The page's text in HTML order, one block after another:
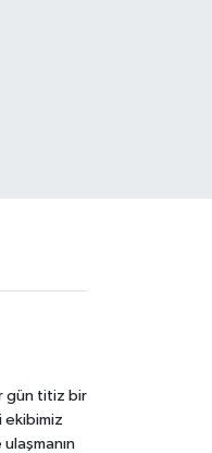
gün titiz bir
ekibimiz